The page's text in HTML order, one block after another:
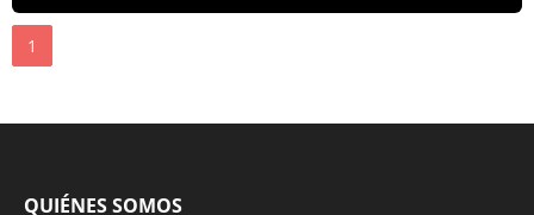
1
QUIÉNES SOMOS